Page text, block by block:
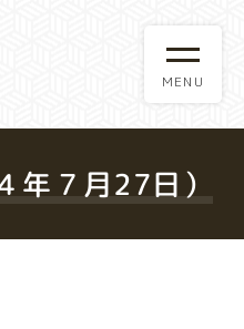
年７月27日）